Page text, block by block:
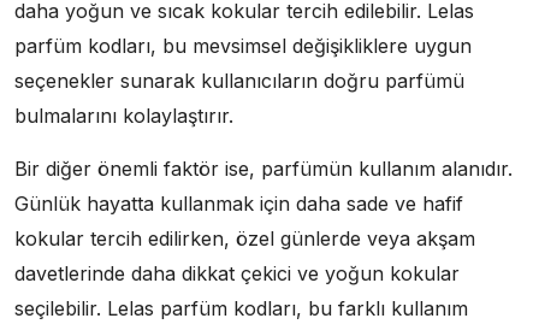
daha yoğun ve sıcak kokular tercih edilebilir. Lelas
parfüm kodları, bu mevsimsel değişikliklere uygun
seçenekler sunarak kullanıcıların doğru parfümü
bulmalarını kolaylaştırır.
Bir diğer önemli faktör ise, parfümün kullanım alanıdır.
Günlük hayatta kullanmak için daha sade ve hafif
kokular tercih edilirken, özel günlerde veya akşam
davetlerinde daha dikkat çekici ve yoğun kokular
seçilebilir. Lelas parfüm kodları, bu farklı kullanım